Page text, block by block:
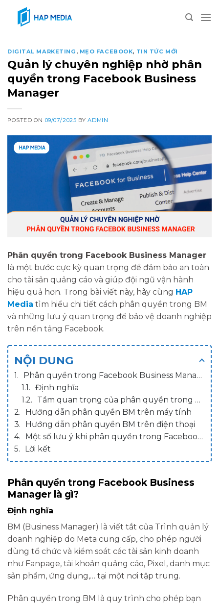
content
DIGITAL MARKETING , MẸO FACEBOOK, TIN TỨC MỚI
Quản lý chuyên nghiệp nhờ phân
quyền trong Facebook Business
Manager
POSTED ON 09/07/2025 BYADMIN
Phân quyền trong Facebook Business Manager
là một bước cực kỳ quan trọng để đảm bảo an toàn
cho tài sản quảng cáo và giúp đội ngũ vận hành
hiệu quả hơn. Trong bài viết này, hãy cùng HAP
Media tìm hiểu chi tiết cách phân quyền trong BM
và những lưu ý quan trọng để bảo vệ doanh nghiệp
trên nền tảng Facebook.
NỘI DUNG
Phân quyền trong Facebook Business Manager là gì?
Định nghĩa
Tầm quan trọng của phân quyền trong Facebook Business Manager
Hướng dẫn phân quyền BM trên máy tính
Hướng dẫn phân quyền BM trên điện thoại
Một số lưu ý khi phân quyền trong Facebook Business Manager
Lời kết
Phân quyền trong Facebook Business
Manager là gì?
Định nghĩa
BM (Business Manager) là viết tắt của Trình quản lý
doanh nghiệp do Meta cung cấp, cho phép người
dùng tổ chức và kiểm soát các tài sản kinh doanh
như Fanpage, tài khoản quảng cáo, Pixel, danh mục
sản phẩm, ứng dụng,… tại một nơi tập trung.
Phân quyền trong BM là quy trình cho phép bạn